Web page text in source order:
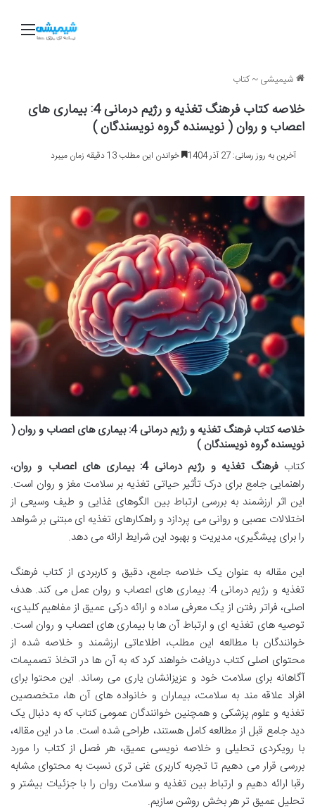
شیمیشی~کتاب
خلاصه کتاب فرهنگ تغذیه و رژیم درمانی 4: بیماری های
اعصاب و روان ( نویسنده گروه نویسندگان )
آخرین به روز رسانی: 27 آذر 1404 خواندن این مطلب 13 دقیقه زمان میبرد
خلاصه کتاب فرهنگ تغذیه و رژیم درمانی 4: بیماری های اعصاب و روان (
نویسنده گروه نویسندگان )
کتابفرهنگ تغذیه و رژیم درمانی 4: بیماری های اعصاب و روان
،
راهنمایی جامع برای درک تأثیر حیاتی تغذیه بر سلامت مغز و روان است.
این اثر ارزشمند به بررسی ارتباط بین الگوهای غذایی و طیف وسیعی از
اختلالات عصبی و روانی می پردازد و راهکارهای تغذیه ای مبتنی بر شواهد
را برای پیشگیری، مدیریت و بهبود این شرایط ارائه می دهد.
این مقاله به عنوان یک خلاصه جامع، دقیق و کاربردی از کتاب فرهنگ
تغذیه و رژیم درمانی 4: بیماری های اعصاب و روان عمل می کند. هدف
اصلی، فراتر رفتن از یک معرفی ساده و ارائه درکی عمیق از مفاهیم کلیدی،
توصیه های تغذیه ای و ارتباط آن ها با بیماری های اعصاب و روان است.
خوانندگان با مطالعه این مطلب، اطلاعاتی ارزشمند و خلاصه شده از
محتوای اصلی کتاب دریافت خواهند کرد که به آن ها در اتخاذ تصمیمات
آگاهانه برای سلامت خود و عزیزانشان یاری می رساند. این محتوا برای
افراد علاقه مند به سلامت، بیماران و خانواده های آن ها، متخصصین
تغذیه و علوم پزشکی و همچنین خوانندگان عمومی کتاب که به دنبال یک
دید جامع قبل از مطالعه کامل هستند، طراحی شده است. ما در این مقاله،
با رویکردی تحلیلی و خلاصه نویسی عمیق، هر فصل از کتاب را مورد
بررسی قرار می دهیم تا تجربه کاربری غنی تری نسبت به محتوای مشابه
رقبا ارائه دهیم و ارتباط بین تغذیه و سلامت روان را با جزئیات بیشتر و
تحلیل عمیق تر هر بخش روشن سازیم.